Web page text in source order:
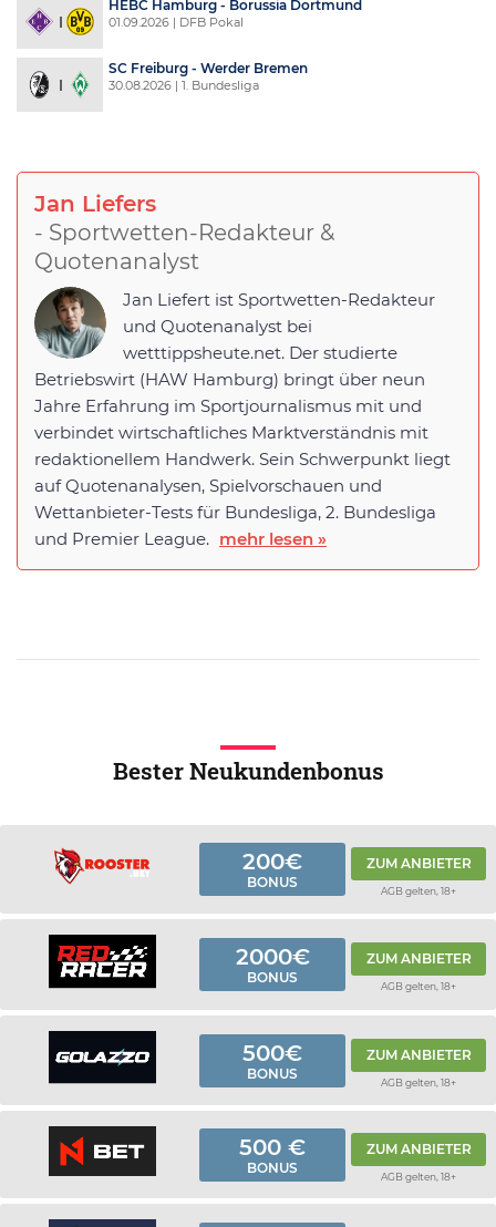
HEBC Hamburg - Borussia Dortmund
01.09.2026 | DFB Pokal
SC Freiburg - Werder Bremen
30.08.2026 | 1. Bundesliga
Jan Liefers
- Sportwetten-Redakteur &
Quotenanalyst
Jan Liefert ist Sportwetten-Redakteur
und Quotenanalyst bei
wetttippsheute.net. Der studierte
Betriebswirt (HAW Hamburg) bringt über neun
Jahre Erfahrung im Sportjournalismus mit und
verbindet wirtschaftliches Marktverständnis mit
redaktionellem Handwerk. Sein Schwerpunkt liegt
auf Quotenanalysen, Spielvorschauen und
Wettanbieter-Tests für Bundesliga, 2. Bundesliga
und Premier League. mehr lesen »
Bester Neukundenbonus
200€
BONUS
ZUM ANBIETER
AGB gelten, 18+
2000€
BONUS
ZUM ANBIETER
AGB gelten, 18+
500€
BONUS
ZUM ANBIETER
AGB gelten, 18+
500 €
BONUS
ZUM ANBIETER
AGB gelten, 18+